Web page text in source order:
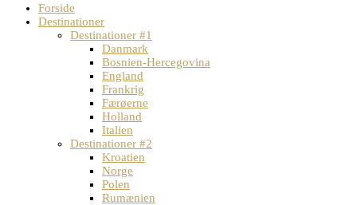
Forside
Destinationer
Destinationer #1
Danmark
Bosnien-Hercegovina
England
Frankrig
Færøerne
Holland
Italien
Destinationer #2
Kroatien
Norge
Polen
Rumænien